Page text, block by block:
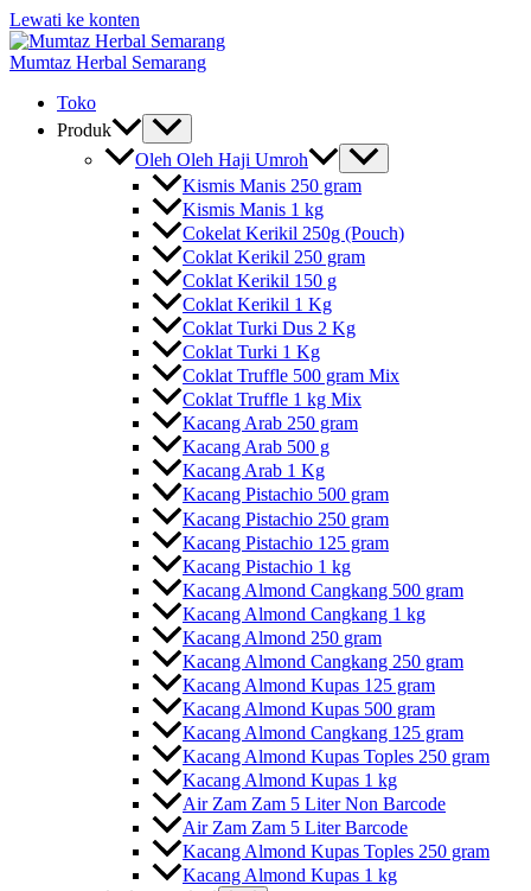
Lewati ke konten
Mumtaz Herbal Semarang
Toko
Produk
Oleh Oleh Haji Umroh
Kismis Manis 250 gram
Kismis Manis 1 kg
Cokelat Kerikil 250g (Pouch)
Coklat Kerikil 250 gram
Coklat Kerikil 150 g
Coklat Kerikil 1 Kg
Coklat Turki Dus 2 Kg
Coklat Turki 1 Kg
Coklat Truffle 500 gram Mix
Coklat Truffle 1 kg Mix
Kacang Arab 250 gram
Kacang Arab 500 g
Kacang Arab 1 Kg
Kacang Pistachio 500 gram
Kacang Pistachio 250 gram
Kacang Pistachio 125 gram
Kacang Pistachio 1 kg
Kacang Almond Cangkang 500 gram
Kacang Almond Cangkang 1 kg
Kacang Almond 250 gram
Kacang Almond Cangkang 250 gram
Kacang Almond Kupas 125 gram
Kacang Almond Kupas 500 gram
Kacang Almond Cangkang 125 gram
Kacang Almond Kupas Toples 250 gram
Kacang Almond Kupas 1 kg
Air Zam Zam 5 Liter Non Barcode
Air Zam Zam 5 Liter Barcode
Kacang Almond Kupas Toples 250 gram
Kacang Almond Kupas 1 kg